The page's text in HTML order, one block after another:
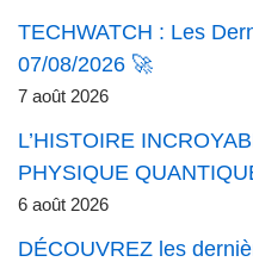
TECHWATCH : Les
07/08/2026 🚀
7 août 2026
L’HISTOIRE
PHYSIQUE
6 août 2026
DÉCOUVREZ les